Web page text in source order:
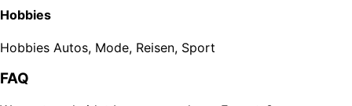
Hobbies
Hobbies Autos, Mode, Reisen, Sport
FAQ